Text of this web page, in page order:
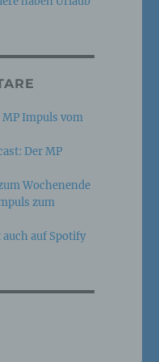
MP Impuls vom
Der MP
Wochenende
zum
auf Spotify